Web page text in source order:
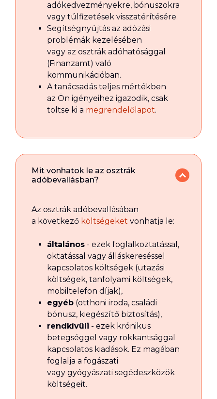
adókedvezményekre, bónuszokra
vagy túlfizetések visszatérítésére.
Segítségnyújtás az adózási
problémák kezelésében
vagy az osztrák adóhatósággal
(Finanzamt) való
kommunikációban.
A tanácsadás teljes mértékben
az Ön igényeihez igazodik, csak
töltse ki a megrendelőlapot.
Mit vonhatok le az osztrák
adóbevallásban?
Az osztrák adóbevallásában
a következő költségeket vonhatja le:
általános - ezek foglalkoztatással,
oktatással vagy álláskereséssel
kapcsolatos költségek (utazási
költségek, tanfolyami költségek,
mobiltelefon díjak),
egyéb (otthoni iroda, családi
bónusz, kiegészítő biztosítás),
rendkívüli - ezek krónikus
betegséggel vagy rokkantsággal
kapcsolatos kiadások. Ez magában
foglalja a fogászati ​​
vagy gyógyászati ​​segédeszközök
költségeit.